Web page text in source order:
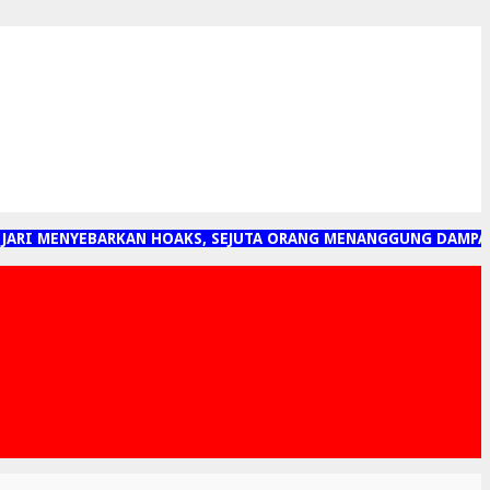
MENYEBARKAN HOAKS, SEJUTA ORANG MENANGGUNG